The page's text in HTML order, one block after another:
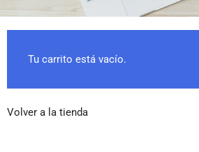
Tu carrito está vacío.
Volver a la tienda